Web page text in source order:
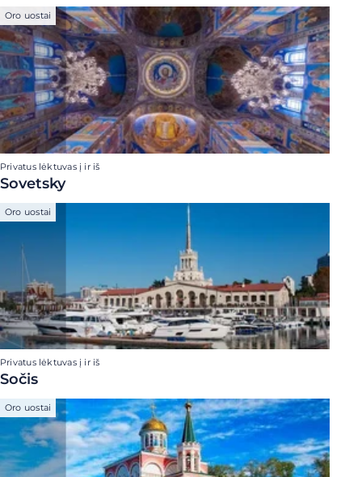
Oro uostai
Privatus lėktuvas į ir iš
Sovetsky
Oro uostai
Privatus lėktuvas į ir iš
Sočis
Oro uostai